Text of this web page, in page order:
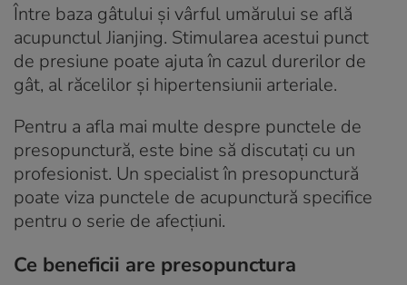
Între baza gâtului și vârful umărului se află
acupunctul Jianjing. Stimularea acestui punct
de presiune poate ajuta în cazul durerilor de
gât, al răcelilor și hipertensiunii arteriale.
Pentru a afla mai multe despre punctele de
presopunctură, este bine să discutați cu un
profesionist. Un specialist în presopunctură
poate viza punctele de acupunctură specifice
pentru o serie de afecțiuni.
Ce beneficii are presopunctura